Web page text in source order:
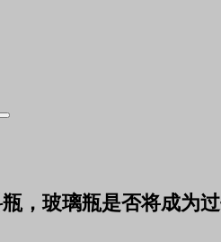
，玻璃瓶是否将成为